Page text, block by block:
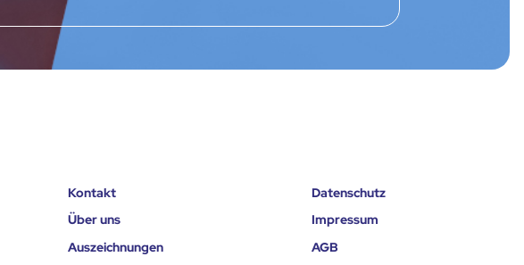
Kontakt
Über uns
Auszeichnungen
Datenschutz
Impressum
AGB